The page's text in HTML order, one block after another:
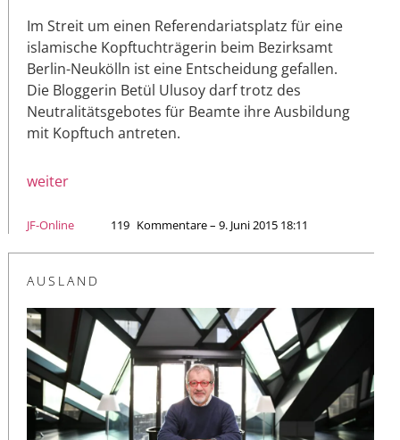
Im Streit um einen Referendariatsplatz für eine
islamische Kopftuchträgerin beim Bezirksamt
Berlin-Neukölln ist eine Entscheidung gefallen.
Die Bloggerin Betül Ulusoy darf trotz des
Neutralitätsgebotes für Beamte ihre Ausbildung
mit Kopftuch antreten.
weiter
JF-Online 119 Kommentare – 9. Juni 2015 18:11
AUSLAND